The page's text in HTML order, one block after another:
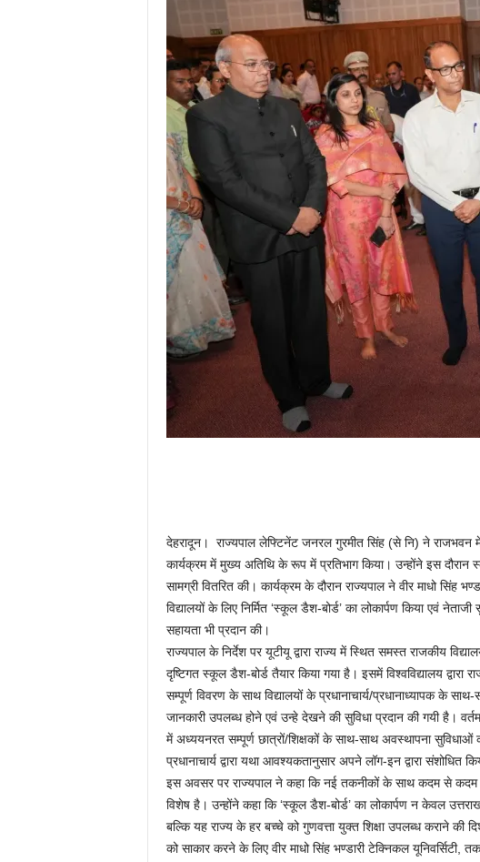
देहरादून। राज्यपाल लेफ्टिनेंट जनरल गुरमीत सिंह (से नि) ने राजभवन में
कार्यक्रम में मुख्य अतिथि के रूप में प्रतिभाग किया। उन्होंने इस
सामग्री वितरित की। कार्यक्रम के दौरान राज्यपाल ने वीर माधो सिंह
विद्यालयों के लिए निर्मित ‘स्कूल डैश-बोर्ड’ का लोकार्पण किया एवं
सहायता भी प्रदान की।
राज्यपाल के निर्देश पर यूटीयू द्वारा राज्य में स्थित समस्त राजकीय
दृष्टिगत स्कूल डैश-बोर्ड तैयार किया गया है। इसमें विश्वविद्यालय
सम्पूर्ण विवरण के साथ विद्यालयों के प्रधानाचार्य/प्रधानाध्यापक के
जानकारी उपलब्ध होने एवं उन्हे देखने की सुविधा प्रदान की गयी है।
में अध्ययनरत सम्पूर्ण छात्रों/शिक्षकों के साथ-साथ अवस्थापना
प्रधानाचार्य द्वारा यथा आवश्यकतानुसार अपने लॉग-इन द्वारा संशोधित
इस अवसर पर राज्यपाल ने कहा कि नई तकनीकों के साथ कदम से
विशेष है। उन्होंने कहा कि ‘स्कूल डैश-बोर्ड’ का लोकार्पण न केवल
बल्कि यह राज्य के हर बच्चे को गुणवत्ता युक्त शिक्षा उपलब्ध कराने की
को साकार करने के लिए वीर माधो सिंह भण्डारी टेक्निकल यूनिवर्सिटी,